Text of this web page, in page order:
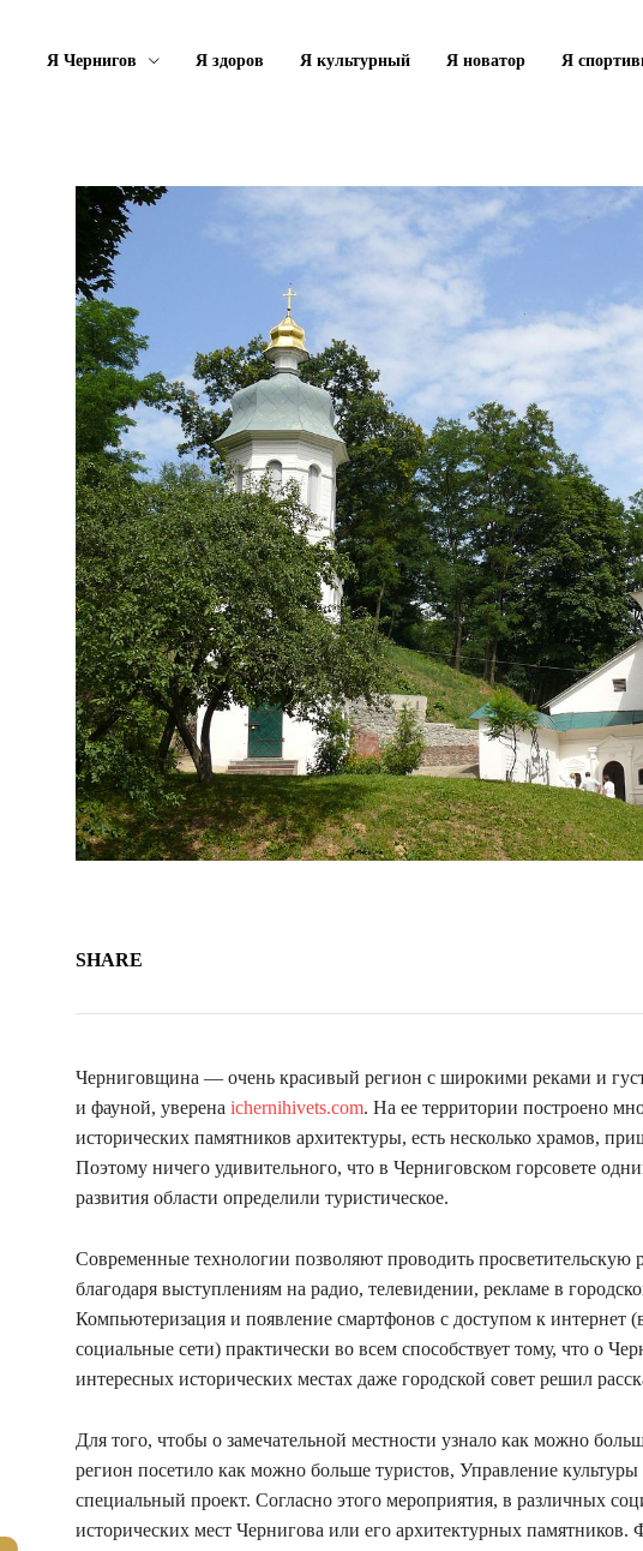
Я Чернигов Я здоров Я культурный Я новатор Я
SHARE
Черниговщина — очень красивый регион с широкими реками и
и фауной, уверена ichernihivets.com. На ее территории построено
исторических памятников архитектуры, есть несколько храмов,
Поэтому ничего удивительного, что в Черниговском горсовете
развития области определили туристическое.
Современные технологии позволяют проводить просветительскую
благодаря выступлениям на радио, телевидении, рекламе в
Компьютеризация и появление смартфонов с доступом к интернет
социальные сети) практически во всем способствует тому, что о
интересных исторических местах даже городской совет решил
Для того, чтобы о замечательной местности узнало как можно
регион посетило как можно больше туристов, Управление
специальный проект. Согласно этого мероприятия, в различных
исторических мест Чернигова или его архитектурных